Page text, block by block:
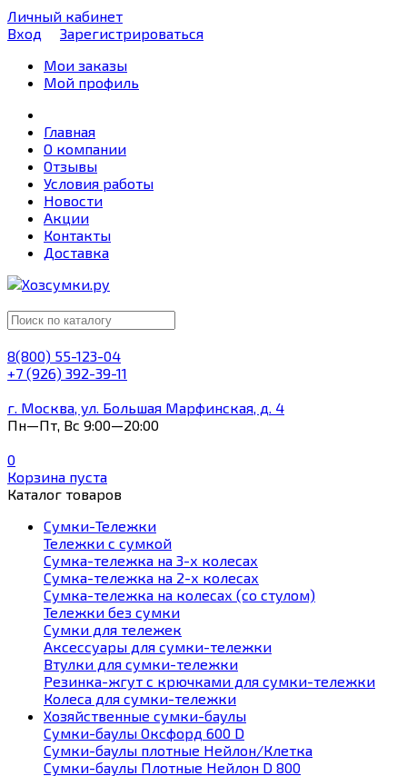
Личный кабинет
Вход
Зарегистрироваться
Мои заказы
Мой профиль
Главная
О компании
Отзывы
Условия работы
Новости
Акции
Контакты
Доставка
8(800) 55-123-04
+7 (926) 392-39-11
г. Москва, ул. Большая Марфинская, д. 4
Пн—Пт, Вс 9:00—20:00
0
Корзина пуста
Каталог товаров
Сумки-Тележки
Тележки с сумкой
Сумка-тележка на 3-х колесах
Сумка-тележка на 2-х колесах
Сумка-тележка на колесах (со стулом)
Тележки без сумки
Сумки для тележек
Аксессуары для сумки-тележки
Втулки для сумки-тележки
Резинка-жгут с крючками для сумки-тележки
Колеса для сумки-тележки
Хозяйственные сумки-баулы
Сумки-баулы Оксфорд 600 D
Сумки-баулы плотные Нейлон/Клетка
Сумки-баулы Плотные Нейлон D 800